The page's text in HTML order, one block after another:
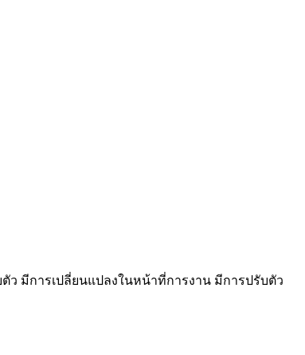
ว มีการเปลี่ยนแปลงในหน้าที่การงาน มีการปรับตัว